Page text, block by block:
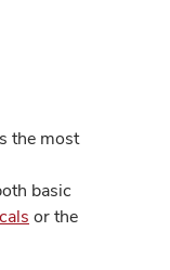
the most
basic
or the